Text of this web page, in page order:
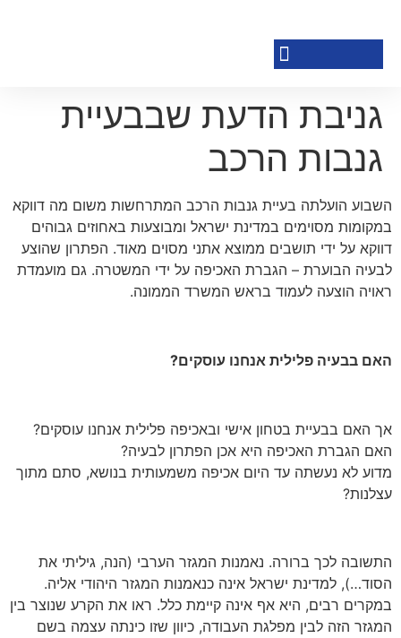
גניבת הדעת שבבעיית
גנבות הרכב
השבוע הועלתה בעיית גנבות הרכב המתרחשות משום מה דווקא
במקומות מסוימים במדינת ישראל ומבוצעות באחוזים גבוהים
דווקא על ידי תושבים ממוצא אתני מסוים מאוד. הפתרון שהוצע
לבעיה הבוערת – הגברת האכיפה על ידי המשטרה. גם מועמדת
ראויה הוצעה לעמוד בראש המשרד הממונה.
האם בבעיה פלילית אנחנו עוסקים?
אך האם בבעיית בטחון אישי ובאכיפה פלילית אנחנו עוסקים?
האם הגברת האכיפה היא אכן הפתרון לבעיה?
מדוע לא נעשתה עד היום אכיפה משמעותית בנושא, סתם מתוך
עצלנות?
התשובה לכך ברורה. נאמנות המגזר הערבי (הנה, גיליתי את
הסוד…), למדינת ישראל אינה כנאמנות המגזר היהודי אליה.
במקרים רבים, היא אף אינה קיימת כלל. ראו את הקרע שנוצר בין
המגזר הזה לבין מפלגת העבודה, כיוון שזו כינתה עצמה בשם